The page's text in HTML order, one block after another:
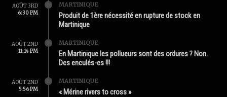
AOÛT 3RD
6:30 PM
MARTINIQUE
Produit de 1ère nécessité en rupture de stock en
Martinique
AOÛT 2ND
11:14 PM
MARTINIQUE
En Martinique les pollueurs sont des ordures ? Non.
Des enculés-es !!!
AOÛT 2ND
5:56 PM
MARTINIQUE
« Mérine rivers to cross »